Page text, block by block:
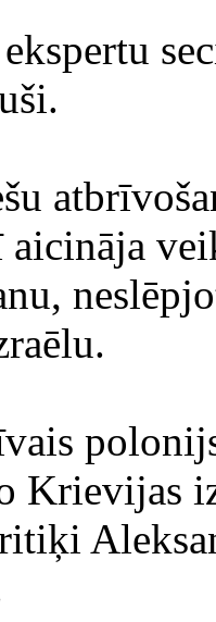
Krievijas